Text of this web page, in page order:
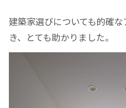
建築家選びについても的確
き、とても助かりました。